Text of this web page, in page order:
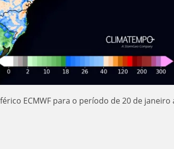
ECMWF para o período de 20 de janeiro